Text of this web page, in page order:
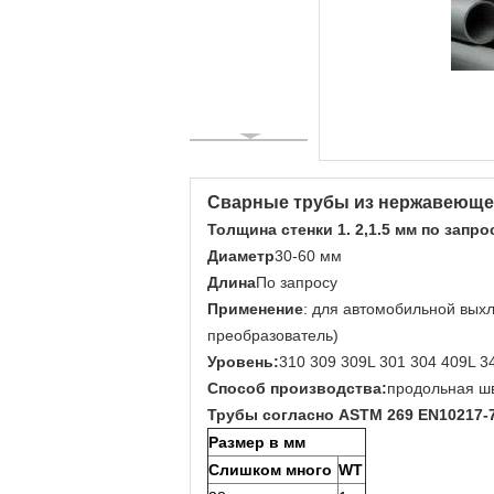
Сварные трубы из нержавеющей
Толщина стенки 1. 2,1.5 мм по
Диаметр30-60 мм
ДлинаПо запросу
Применение: для автомобильной
преобразователь)
Уровень:310 309 309L 301 304 409L
Способ производства:продольная
Трубы согласно ASTM 269 EN10217-
Размер в мм
Слишком много WT